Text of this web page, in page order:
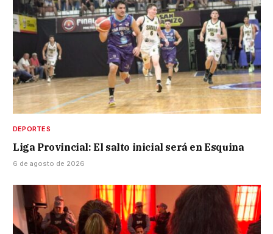
DEPORTES
Liga Provincial: El salto inicial será en Esquina
6 de agosto de 2026